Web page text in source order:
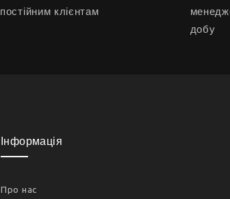
постійним клієнтам
добу
Інформація
Про нас